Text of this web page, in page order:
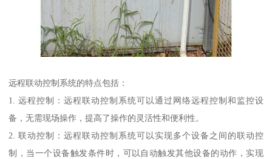
远程联动控制系统的特点包括：
1. 远程控制：远程联动控制系统可以通过网络远程控制和监控设
备，无需现场操作，提高了操作的灵活性和便利性。
2. 联动控制：远程联动控制系统可以实现多个设备之间的联动控
制，当一个设备触发条件时，可以自动触发其他设备的动作，实现